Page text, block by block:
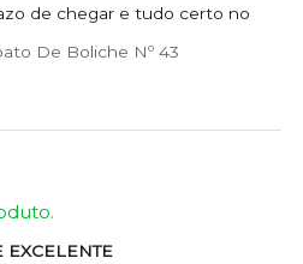
de chegar e tudo certo no
De Boliche Nº 43